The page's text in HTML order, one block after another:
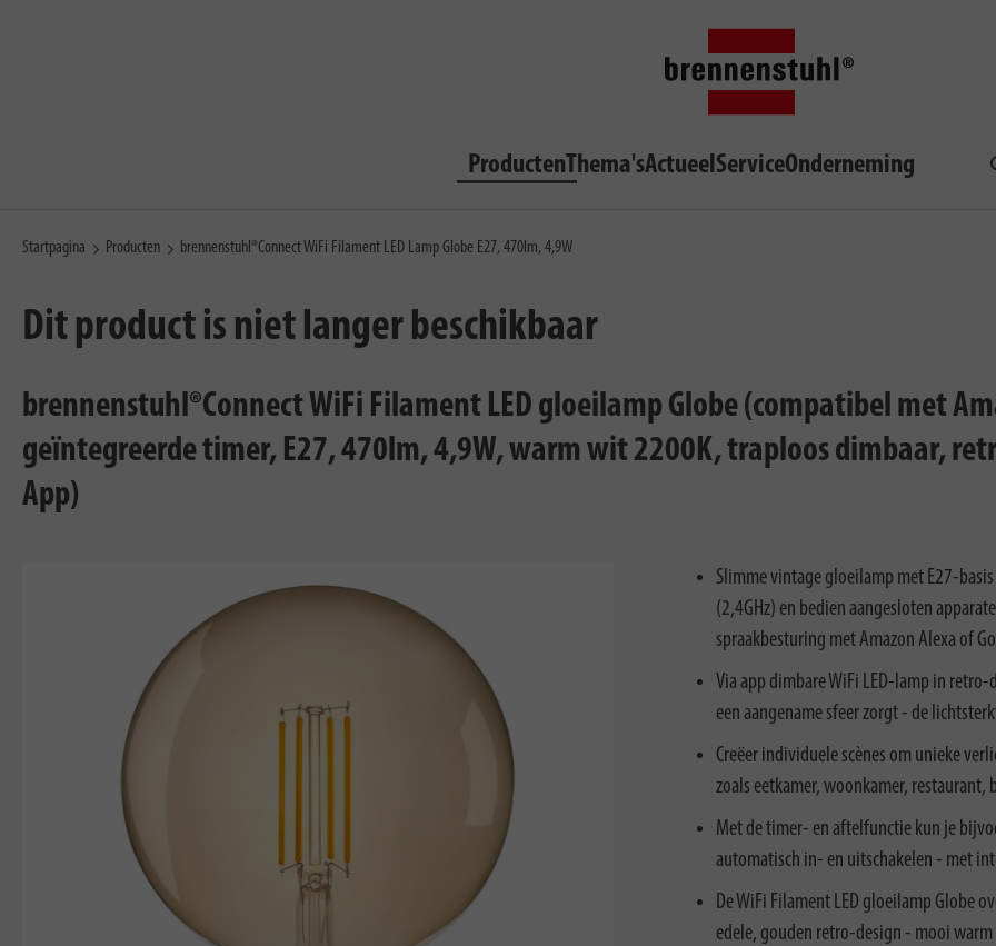
ProductenThema'sActueelServiceOnderneming
Startpagina Producten brennenstuhl®Connect WiFi Filament LED Lamp Globe E27, 470lm, 4,9W
Dit product is niet langer beschikbaar
brennenstuhl®Connect WiFi Filament LED gloeilamp Globe (compatibel met
geïntegreerde timer, E27, 470lm, 4,9W, warm wit 2200K, traploos dimbaar,
App)
Slimme vintage gloeilamp met E27-
(2,4GHz) en bedien aangesloten
spraakbesturing met Amazon Alexa of
Via app dimbare WiFi LED-lamp in
een aangename sfeer zorgt - de
Creëer individuele scènes om unieke
zoals eetkamer, woonkamer,
Met de timer- en aftelfunctie kun je
automatisch in- en uitschakelen - met
De WiFi Filament LED gloeilamp Globe
edele, gouden retro-design - mooi